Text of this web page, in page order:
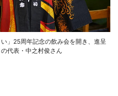
」25周年記念の飲み会を開き、進呈
代表・中之村俊さん